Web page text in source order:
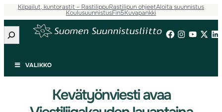
Kilpailut, kuntorastit – RastilippuRastilipun ohjeetAloita suunnistus
KoulusuunnistusFin5Kuvapankki
Etsi
VALIKKO
Kevätyönviesti avaa